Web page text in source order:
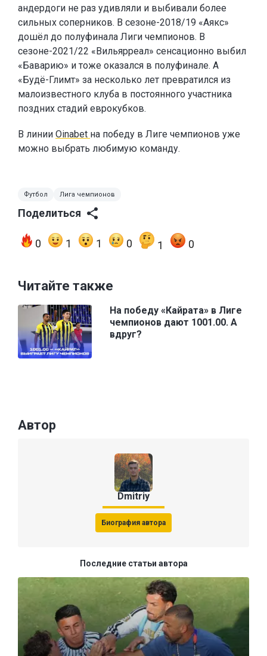
андердоги не раз удивляли и выбивали более
сильных соперников. В сезоне-2018/19 «Аякс»
дошёл до полуфинала Лиги чемпионов. В
сезоне-2021/22 «Вильярреал» сенсационно выбил
«Баварию» и тоже оказался в полуфинале. А
«Будё-Глимт» за несколько лет превратился из
малоизвестного клуба в постоянного участника
поздних стадий еврокубков.
В линии Oinabet на победу в Лиге чемпионов уже
можно выбрать любимую команду.
Футбол Лига чемпионов
Поделиться
0 1 1 0 1 0
Читайте также
На победу «Кайрата» в Лиге
чемпионов дают 1001.00. А
вдруг?
Автор
Dmitriy
Биография автора
Последние статьи автора